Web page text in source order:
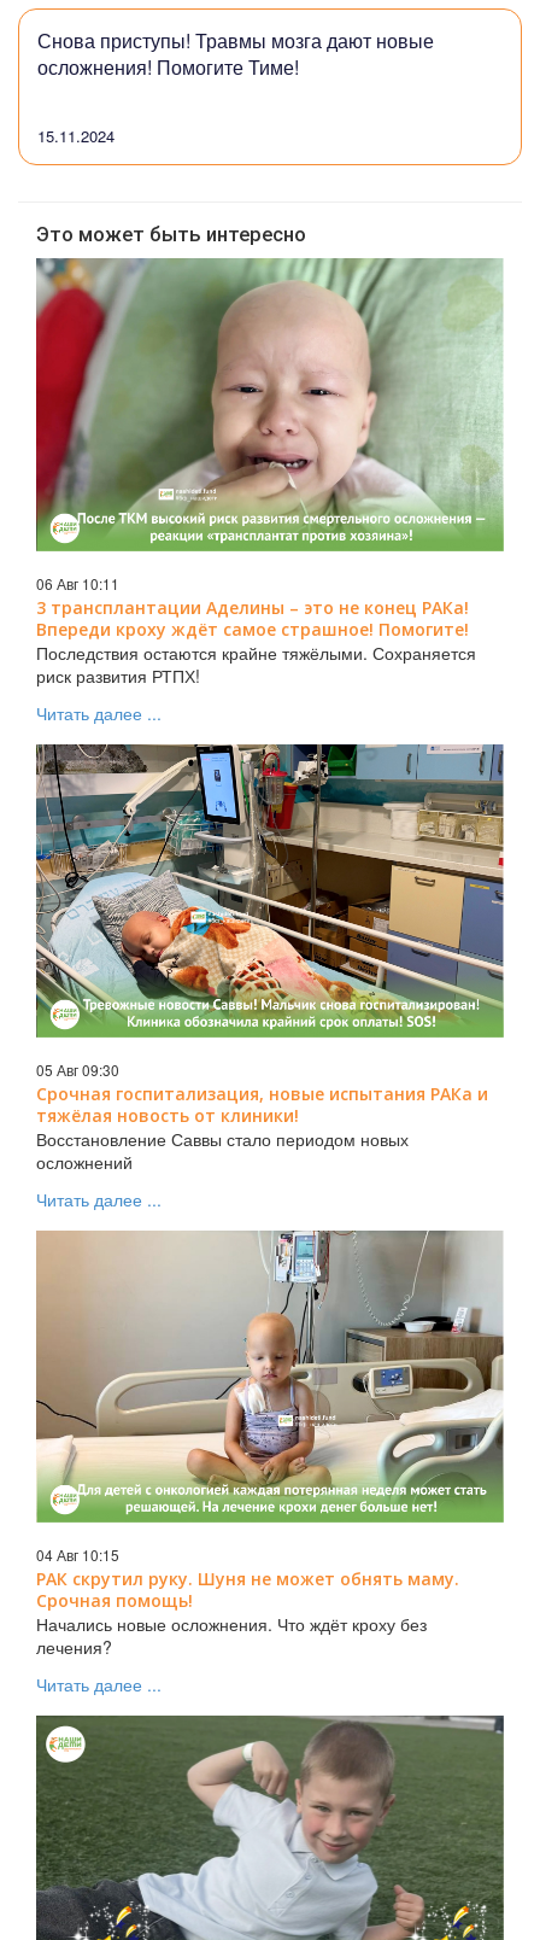
Снова приступы! Травмы мозга дают новые
осложнения! Помогите Тиме!
15.11.2024
Это может быть интересно
06 Авг 10:11
3 трансплантации Аделины – это не конец РАКа!
Впереди кроху ждёт самое страшное! Помогите!
Последствия остаются крайне тяжёлыми. Сохраняется
риск развития РТПХ!
Читать далее ...
05 Авг 09:30
Срочная госпитализация, новые испытания РАКа и
тяжёлая новость от клиники!
Восстановление Саввы стало периодом новых
осложнений
Читать далее ...
04 Авг 10:15
РАК скрутил руку. Шуня не может обнять маму.
Срочная помощь!
Начались новые осложнения. Что ждёт кроху без
лечения?
Читать далее ...